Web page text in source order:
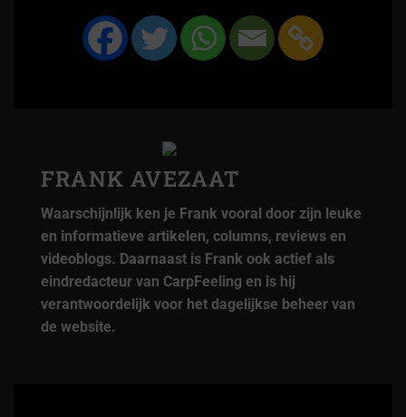
FRANK AVEZAAT
Waarschijnlijk ken je Frank vooral door zijn leuke
en informatieve artikelen, columns, reviews en
videoblogs. Daarnaast is Frank ook actief als
eindredacteur van CarpFeeling en is hij
verantwoordelijk voor het dagelijkse beheer van
de website.